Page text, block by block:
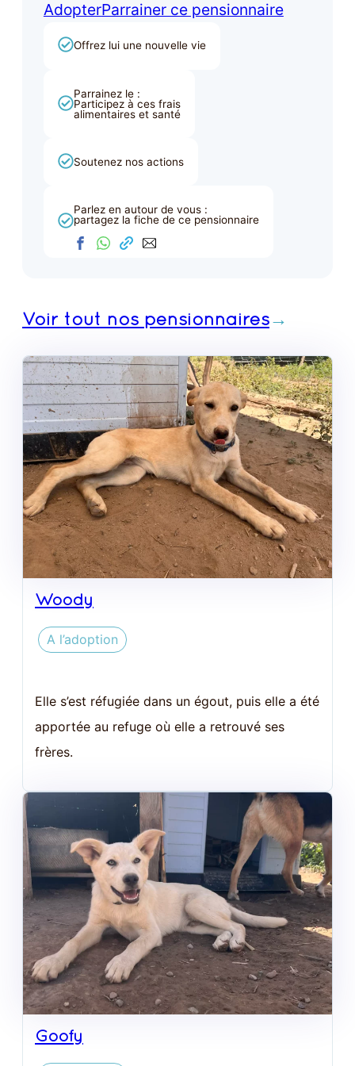
AdopterParrainer ce pensionnaire
Offrez lui une nouvelle vie
Parrainez le :
Participez à ces frais
alimentaires et santé
Soutenez nos actions
Parlez en autour de vous :
partagez la fiche de ce pensionnaire
Voir tout nos pensionnaires→
Woody
A l’adoption
Elle s’est réfugiée dans un égout, puis elle a été
apportée au refuge où elle a retrouvé ses
frères.
Goofy